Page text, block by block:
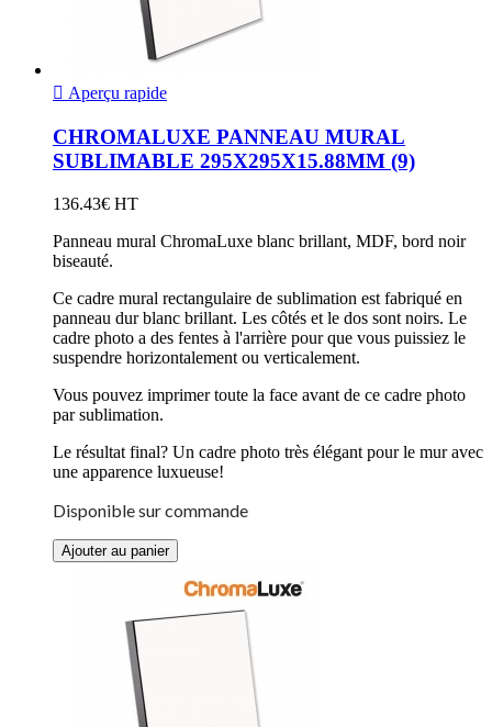
 Aperçu rapide
CHROMALUXE PANNEAU MURAL
SUBLIMABLE 295X295X15.88MM (9)
136.43€ HT
Panneau mural ChromaLuxe blanc brillant, MDF, bord noir
biseauté.
Ce cadre mural rectangulaire de sublimation est fabriqué en
panneau dur blanc brillant. Les côtés et le dos sont noirs. Le
cadre photo a des fentes à l'arrière pour que vous puissiez le
suspendre horizontalement ou verticalement.
Vous pouvez imprimer toute la face avant de ce cadre photo
par sublimation.
Le résultat final? Un cadre photo très élégant pour le mur avec
une apparence luxueuse!
Disponible sur commande
Ajouter au panier